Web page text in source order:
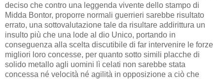
deciso che contro una leggenda vivente dello stampo di
Midda Bontor, proporre normali guerrieri sarebbe risultato
errato, una sottovalutazione tale da risultare addirittura un
insulto più che una lode al dio Unico, portando in
conseguenza alla scelta discutibile di far intervenire le forze
migliori loro concesse, per quanto sotto simili placche di
solido metallo agli uomini lì celati non sarebbe stata
concessa né velocità né agilità in opposizione a ciò che